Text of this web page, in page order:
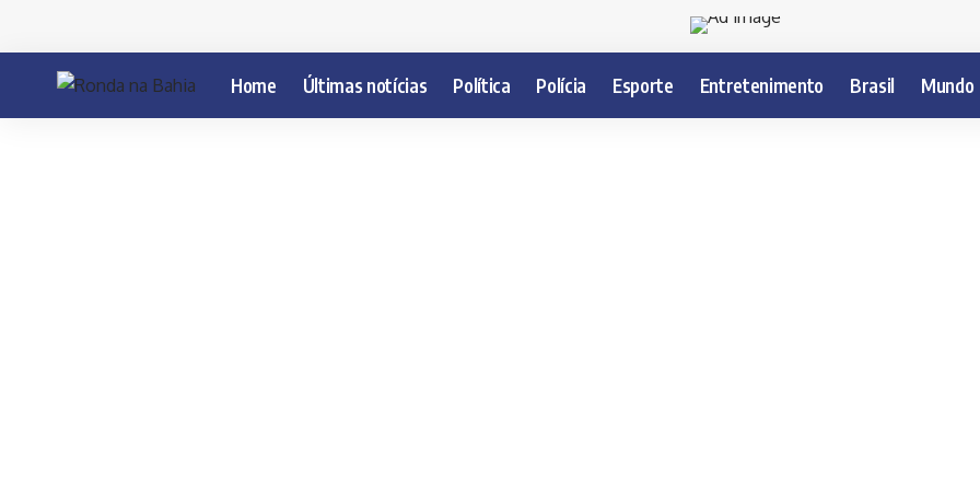
Home Últimas notícias Política Polícia Esporte Entretenimento Brasil Mundo